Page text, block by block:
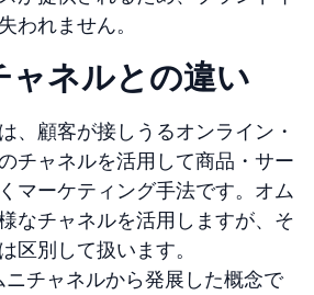
われません。
ャネルとの違い
、顧客が接しうるオンライン・
チャネルを活用して商品・サー
マーケティング手法です。オム
なチャネルを活用しますが、そ
区別して扱います。
チャネルから発展した概念で